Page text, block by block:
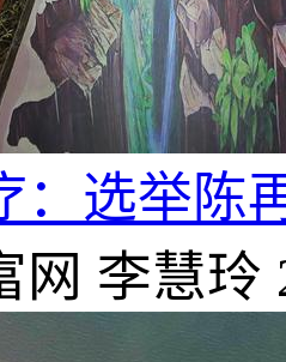
：选举陈
网 李慧玲